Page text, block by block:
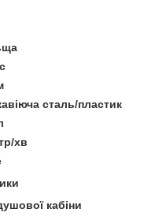
сталь/пластик
хв
кабіни